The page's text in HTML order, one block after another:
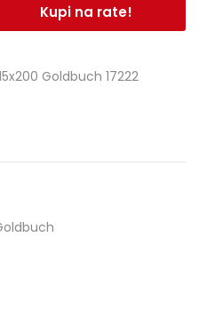
Kupi na rate!
Goldbuch 17222